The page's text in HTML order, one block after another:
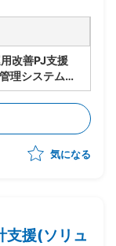
改善PJ支援
理システム)
担保に向け
験関連文書の
検討し改善活
気になる
支援(ソリュ